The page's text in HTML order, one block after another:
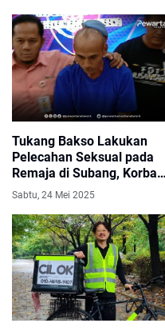
Tukang Bakso Lakukan
Pelecahan Seksual pada
Remaja di Subang, Korban
Dijanjikan Bakso Gratis
Sabtu, 24 Mei 2025